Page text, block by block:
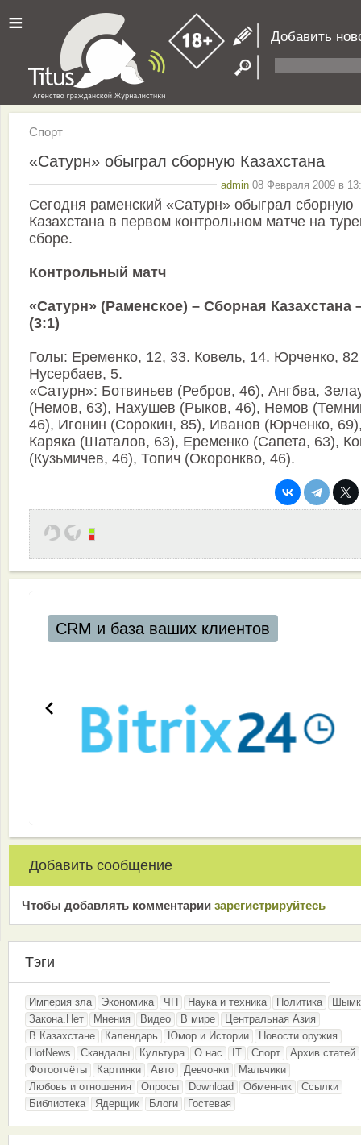
≡ Добавить
Спорт
«Сатурн» обыграл сборную Казахстана
admin 08 Февраля 2009 в
Сегодня раменский «Сатурн» обыграл сборную
Казахстана в первом контрольном матче на
сборе.
Контрольный матч
«Сатурн» (Раменское) – Сборная Казахстана
(3:1)
Голы: Еременко, 12, 33. Ковель, 14. Юрченко,
Нусербаев, 5.
«Сатурн»: Ботвиньев (Ребров, 46), Ангбва,
(Немов, 63), Нахушев (Рыков, 46), Немов
46), Игонин (Сорокин, 85), Иванов (Юрченко,
Каряка (Шаталов, 63), Еременко (Сапета, 63),
(Кузьмичев, 46), Топич (Окоронкво, 46).
CRM и база ваших клиентов
Добавить сообщение
Чтобы добавлять комментарии зарeгиcтрирyйтeсь
Тэги
Империя зла Экономика ЧП Наука и техника Политика
Закона.Нет
Мнения Видео В мире
Центральная Азия
В Казахстане
Календарь Юмор и Истории
Новости оружия
HotNews
Скандалы Культура О нас IT Спорт
Архив статей
Фотоотчёты
Картинки Авто Девчонки
Мальчики
Любовь и отношения
Опросы Download Обменник
Ссылки
Библиотека
Ядерщик Блоги Гостевая